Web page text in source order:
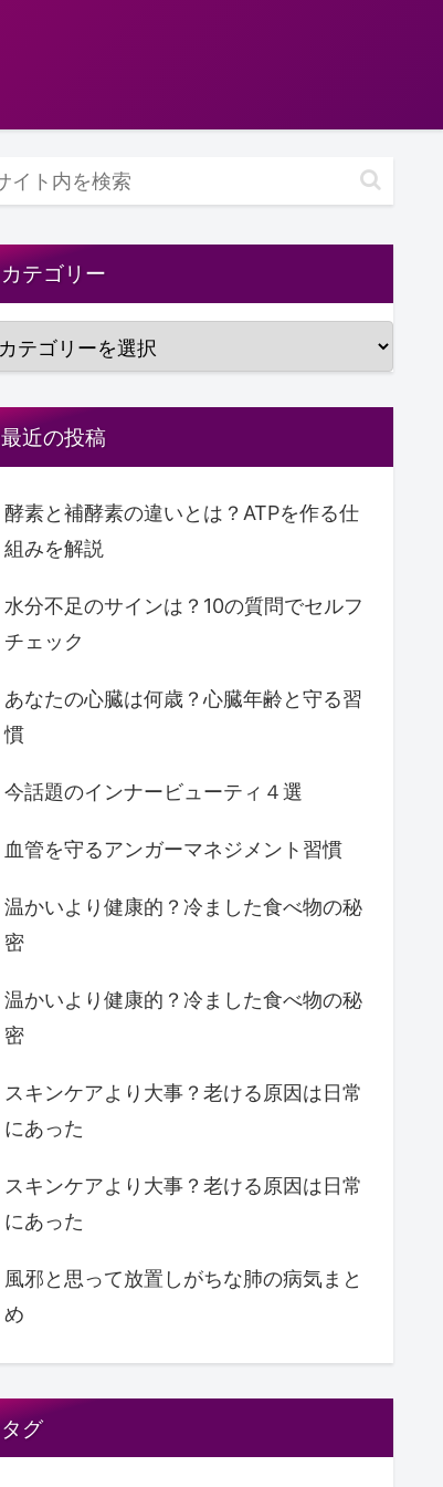
カテゴリー
最近の投稿
酵素と補酵素の違いとは？ATPを作る仕
組みを解説
水分不足のサインは？10の質問でセルフ
チェック
あなたの心臓は何歳？心臓年齢と守る習
慣
今話題のインナービューティ４選
血管を守るアンガーマネジメント習慣
温かいより健康的？冷ました食べ物の秘
密
温かいより健康的？冷ました食べ物の秘
密
スキンケアより大事？老ける原因は日常
にあった
スキンケアより大事？老ける原因は日常
にあった
風邪と思って放置しがちな肺の病気まと
め
タグ